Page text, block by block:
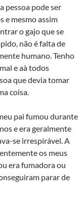
pessoa pode ser
e mesmo assim
o gajo que se
não é falta de
humano. Tenho
e aà­ todos
que devia tomar
coisa.
pai fumou durante
e era geralmente
se irrespirável. A
os meus
era fumadora ou
parar de